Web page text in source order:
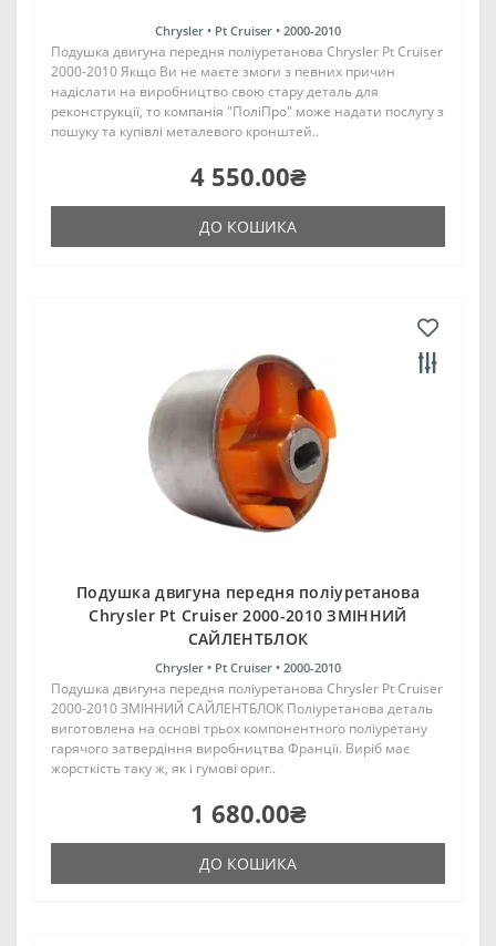
Chrysler • Pt Cruiser • 2000-2010
Подушка двигуна передня поліуретанова Chrysler Pt Cruiser
2000-2010 Якщо Ви не маєте змоги з певних причин
надіслати на виробництво свою стару деталь для
реконструкції, то компанія "ПоліПро" може надати послугу з
пошуку та купівлі металевого кронштей..
4 550.00₴
ДО КОШИКА
Подушка двигуна передня поліуретанова
Chrysler Pt Cruiser 2000-2010 ЗМІННИЙ
САЙЛЕНТБЛОК
Chrysler • Pt Cruiser • 2000-2010
Подушка двигуна передня поліуретанова Chrysler Pt Cruiser
2000-2010 ЗМІННИЙ САЙЛЕНТБЛОК Поліуретанова деталь
виготовлена на основі трьох компонентного поліуретану
гарячого затвердіння виробництва Франції. Виріб має
жорсткість таку ж, як і гумові ориг..
1 680.00₴
ДО КОШИКА